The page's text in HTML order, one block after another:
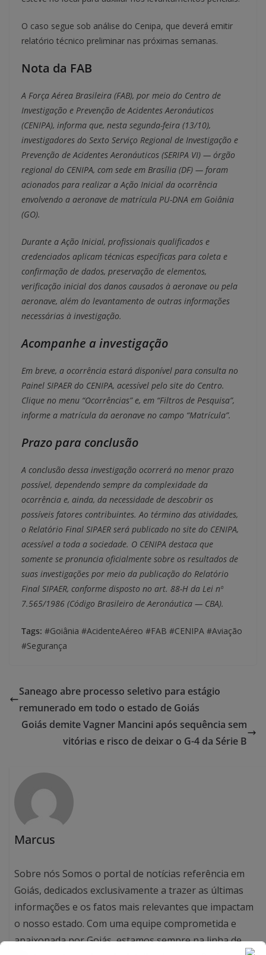
O caso segue sob análise do Cenipa, que deverá emitir
relatório técnico preliminar nas próximas semanas.
Nota da FAB
A Força Aérea Brasileira (FAB), por meio do Centro de
Investigação e Prevenção de Acidentes Aeronáuticos
(CENIPA), informa que, nesta segunda-feira (13/10),
investigadores do Sexto Serviço Regional de Investigação e
Prevenção de Acidentes Aeronáuticos (SERIPA VI) — órgão
regional do CENIPA, com sede em Brasília (DF) — foram
acionados para realizar a Ação Inicial da ocorrência
envolvendo a aeronave de matrícula PU-DNA em Goiânia
(GO).
Durante a Ação Inicial, profissionais qualificados e
credenciados aplicam técnicas específicas para coleta e
confirmação de dados, preservação de elementos,
verificação inicial dos danos causados à aeronave ou pela
aeronave, além do levantamento de outras informações
necessárias à investigação.
Acompanhe a investigação
Em breve, a ocorrência estará disponível para consulta no
Painel SIPAER do CENIPA, acessível pelo site do Centro.
Clique no menu “Ocorrências” e, em “Filtros de Pesquisa”,
informe a matrícula da aeronave no campo “Matrícula”.
Prazo para conclusão
A conclusão dessa investigação ocorrerá no menor prazo
possível, dependendo sempre da complexidade da
ocorrência e, ainda, da necessidade de descobrir os
possíveis fatores contribuintes. Ao término das atividades,
o Relatório Final SIPAER será publicado no site do CENIPA,
acessível a toda a sociedade. O CENIPA destaca que
somente se pronuncia oficialmente sobre os resultados de
suas investigações por meio da publicação do Relatório
Final SIPAER, conforme disposto no art. 88-H da Lei nº
7.565/1986 (Código Brasileiro de Aeronáutica — CBA).
Tags: #Goiânia #AcidenteAéreo #FAB #CENIPA #Aviação
#Segurança
Saneago abre processo seletivo para estágio
remunerado em todo o estado de Goiás
Goiás demite Vagner Mancini após sequência sem
vitórias e risco de deixar o G-4 da Série B
Marcus
Sobre nós Somos o portal de notícias referência em
Goiás, dedicados exclusivamente a trazer as últimas
informações e os fatos mais relevantes que impactam
o nosso estado. Com uma equipe comprometida e
apaixonada por Goiás, estamos sempre na linha de